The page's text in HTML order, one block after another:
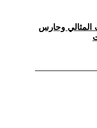
المثالي وحارس